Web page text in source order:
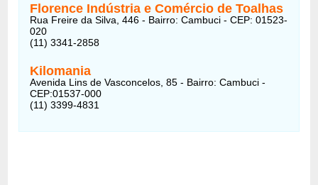
Florence Indústria e Comércio de Toalhas
Rua Freire da Silva, 446 - Bairro: Cambuci - CEP: 01523-
020
(11) 3341-2858
Kilomania
Avenida Lins de Vasconcelos, 85 - Bairro: Cambuci -
CEP:01537-000
(11) 3399-4831